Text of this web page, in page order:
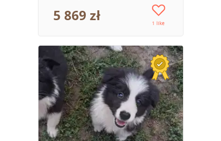
5 869 zł 1 like